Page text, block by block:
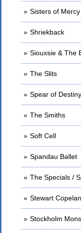
Sisters of Mercy
Shriekback
Siouxsie & The
The Slits
Spear of Destiny
The Smiths
Soft Cell
Spandau Ballet
The Specials /
Stewart
Stockholm